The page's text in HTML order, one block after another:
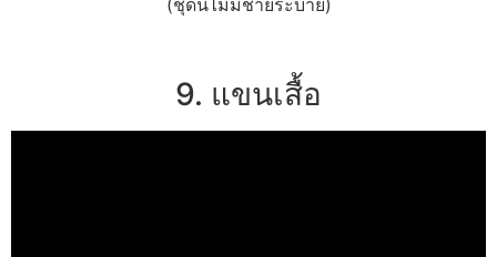
(ชุดนี้ไม่มีชายระบาย)
9. แขนเสื้อ